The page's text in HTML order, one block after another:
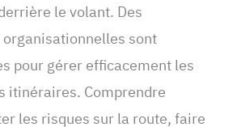
le volant. Des
sont
pour gérer efficacement les
itinéraires. Comprendre
les risques sur la route, faire